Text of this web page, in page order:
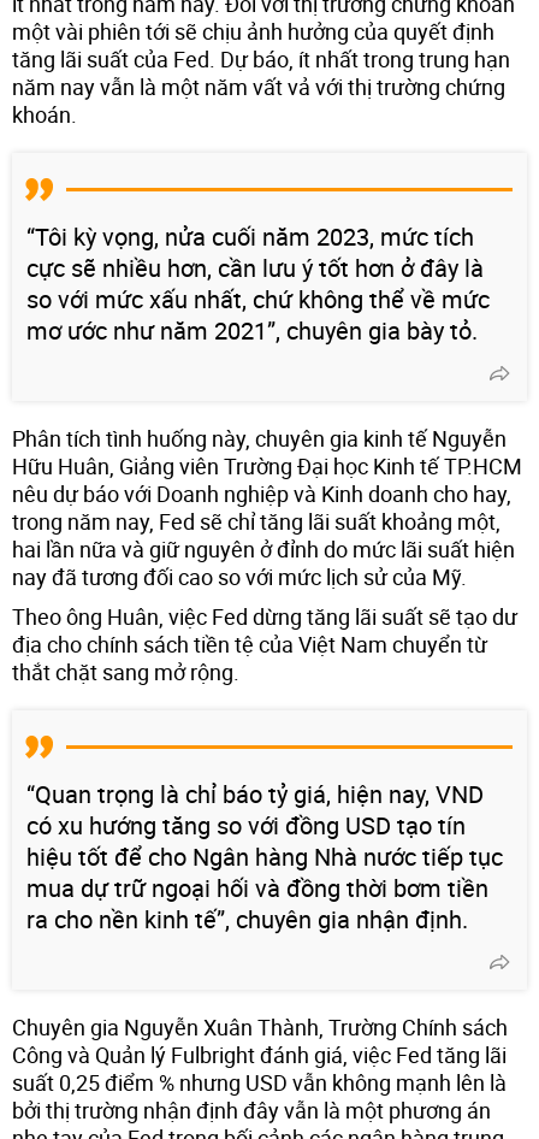
một vài phiên tới sẽ chịu ảnh hưởng của quyết định
tăng lãi suất của Fed. Dự báo, ít nhất trong trung hạn
năm nay vẫn là một năm vất vả với thị trường chứng
khoán.
“Tôi kỳ vọng, nửa cuối năm 2023, mức tích
cực sẽ nhiều hơn, cần lưu ý tốt hơn ở đây là
so với mức xấu nhất, chứ không thể về mức
mơ ước như năm 2021”, chuyên gia bày tỏ.
Phân tích tình huống này, chuyên gia kinh tế Nguyễn
Hữu Huân, Giảng viên Trường Đại học Kinh tế TP.HCM
nêu dự báo với Doanh nghiệp và Kinh doanh cho hay,
trong năm nay, Fed sẽ chỉ tăng lãi suất khoảng một,
hai lần nữa và giữ nguyên ở đỉnh do mức lãi suất hiện
nay đã tương đối cao so với mức lịch sử của Mỹ.
Theo ông Huân, việc Fed dừng tăng lãi suất sẽ tạo dư
địa cho chính sách tiền tệ của Việt Nam chuyển từ
thắt chặt sang mở rộng.
“Quan trọng là chỉ báo tỷ giá, hiện nay, VND
có xu hướng tăng so với đồng USD tạo tín
hiệu tốt để cho Ngân hàng Nhà nước tiếp tục
mua dự trữ ngoại hối và đồng thời bơm tiền
ra cho nền kinh tế”, chuyên gia nhận định.
Chuyên gia Nguyễn Xuân Thành, Trường Chính sách
Công và Quản lý Fulbright đánh giá, việc Fed tăng lãi
suất 0,25 điểm % nhưng USD vẫn không mạnh lên là
bởi thị trường nhận định đây vẫn là một phương án